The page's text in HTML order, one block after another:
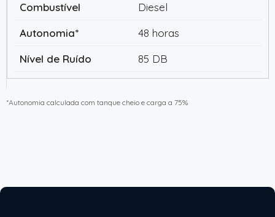
Diesel
48 horas
85 DB
*Autonomia calculada com tanque cheio e carga a 75%